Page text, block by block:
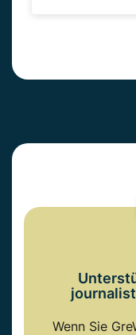
Wenn Sie